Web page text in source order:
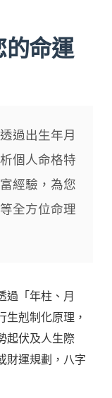
的命運
過出生年月
個人命格特
經驗，為您
全方位命理
過「年柱、月
剋制化原理，
起伏及人生際
財運規劃，八字